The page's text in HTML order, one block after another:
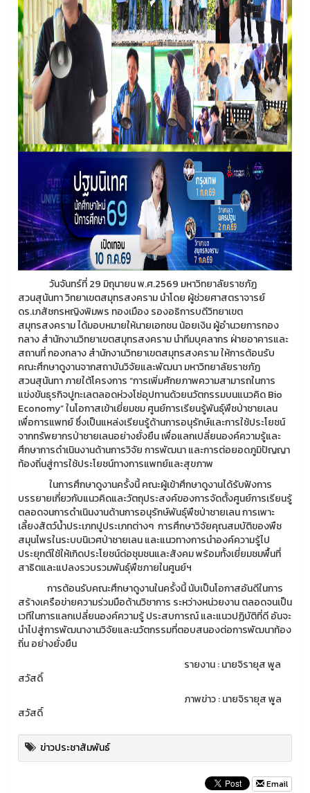
วันจันทร์ที่ 29 มิถุนายน พ.ศ.2569 มหาวิทยาลัยราชภัฏ
สวนสุนันทา วิทยาเขตสมุทรสงคราม นำโดย ผู้ช่วยศาสตราจารย์
ดร.เภสัชกรหญิงพิมพร ทองเมือง รองอธิการบดีวิทยาเขต
สมุทรสงคราม ได้มอบหมายให้นายเอกชน น้อยเงิน ผู้อำนวยการกอง
กลาง สำนักงานวิทยาเขตสมุทรสงคราม นำทีมบุคลากร ฝ่ายอาคารและ
สถานที่ กองกลาง สำนักงานวิทยาเขตสมุทรสงคราม ให้การต้อนรับ
คณะศึกษาดูงานจากสถาบันวิจัยและพัฒนา มหาวิทยาลัยราชภัฏ
สวนสุนันทา ภายใต้โครงการ “การเพิ่มศักยภาพความสามารถในการ
แข่งขันธุรกิจปูทะเลตลอดห่วงโซ่อุปทานด้วยนวัตกรรมบนแนวคิด Bio
Economy” ในโอกาสเข้าเยี่ยมชม ศูนย์การเรียนรู้พันธุ์พืชป่าชายเลน
เพื่อการแพทย์ ซึ่งเป็นแหล่งเรียนรู้ด้านการอนุรักษ์และการใช้ประโยชน์
จากทรัพยากรป่าชายเลนอย่างยั่งยืน เพื่อแลกเปลี่ยนองค์ความรู้และ
ศึกษาการดำเนินงานด้านการวิจัย การพัฒนา และการต่อยอดภูมิปัญญา
ท้องถิ่นสู่การใช้ประโยชน์ทางการแพทย์และสุขภาพ
ในการศึกษาดูงานครั้งนี้ คณะผู้เข้าศึกษาดูงานได้รับฟังการ
บรรยายเกี่ยวกับแนวคิดและวัตถุประสงค์ของการจัดตั้งศูนย์การเรียนรู้
ตลอดจนการดำเนินงานด้านการอนุรักษ์พันธุ์พืชป่าชายเลน การเพาะ
เลี้ยงสัตว์น้ำประเภทปูประเภทต่างๆ การศึกษาวิจัยคุณสมบัติของพืช
สมุนไพรในระบบนิเวศป่าชายเลน และแนวทางการนำองค์ความรู้ไป
ประยุกต์ใช้ให้เกิดประโยชน์ต่อชุมชนและสังคม พร้อมทั้งเยี่ยมชมพื้นที่
สาธิตและแปลงรวบรวมพันธุ์พืชภายในศูนย์ฯ
การต้อนรับคณะศึกษาดูงานในครั้งนี้ นับเป็นโอกาสอันดีในการ
สร้างเครือข่ายความร่วมมือด้านวิชาการ ระหว่างหน่วยงาน ตลอดจนเป็น
เวทีในการแลกเปลี่ยนองค์ความรู้ ประสบการณ์ และแนวปฏิบัติที่ดี อันจะ
นำไปสู่การพัฒนางานวิจัยและนวัตกรรมที่ตอบสนองต่อการพัฒนาท้อง
ถิ่น อย่างยั่งยืน
รายงาน : นายจิรายุส พูล
สวัสดิ์
ภาพข่าว : นายจิรายุส พูล
สวัสดิ์
ข่าวประชาสัมพันธ์
Email